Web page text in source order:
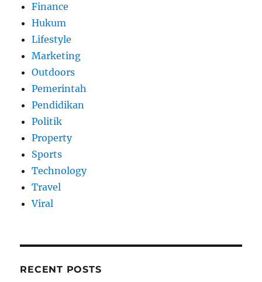
Finance
Hukum
Lifestyle
Marketing
Outdoors
Pemerintah
Pendidikan
Politik
Property
Sports
Technology
Travel
Viral
RECENT POSTS